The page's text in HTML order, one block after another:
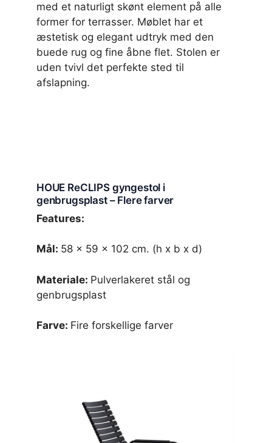
med et naturligt skønt element på alle
former for terrasser. Møblet har et
æstetisk og elegant udtryk med den
buede rug og fine åbne flet. Stolen er
uden tvivl det perfekte sted til
afslapning.
HOUE ReCLIPS gyngestol i
genbrugsplast – Flere farver
Features:
Mål: 58 x 59 x 102 cm. (h x b x d)
Materiale: Pulverlakeret stål og
genbrugsplast
Farve: Fire forskellige farver